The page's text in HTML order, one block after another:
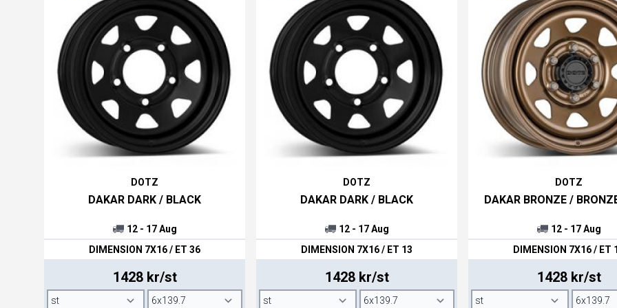
Och priset är bra, man får mycket för pengarna.
DOTZ
DAKAR DARK / BLACK
12 - 17 Aug
DIMENSION 7X16 / ET 36
1428 kr/st
DOTZ
DAKAR DARK / BLACK
12 - 17 Aug
DIMENSION 7X16 / ET 13
1428 kr/st
DOTZ
DAKAR BRONZE /
12 - 17 Aug
DIMENSION 7X16 / ET
1428 kr/st